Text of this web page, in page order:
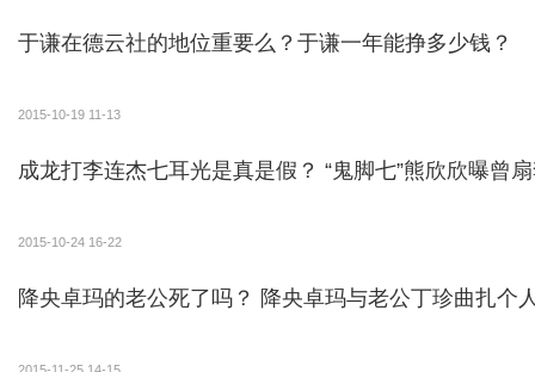
于谦在德云社的地位重要么？于谦一年能挣多少钱？
2015-10-19 11-13
成龙打李连杰七耳光是真是假？ “鬼脚七”熊欣欣曝曾
2015-10-24 16-22
降央卓玛的老公死了吗？ 降央卓玛与老公丁珍